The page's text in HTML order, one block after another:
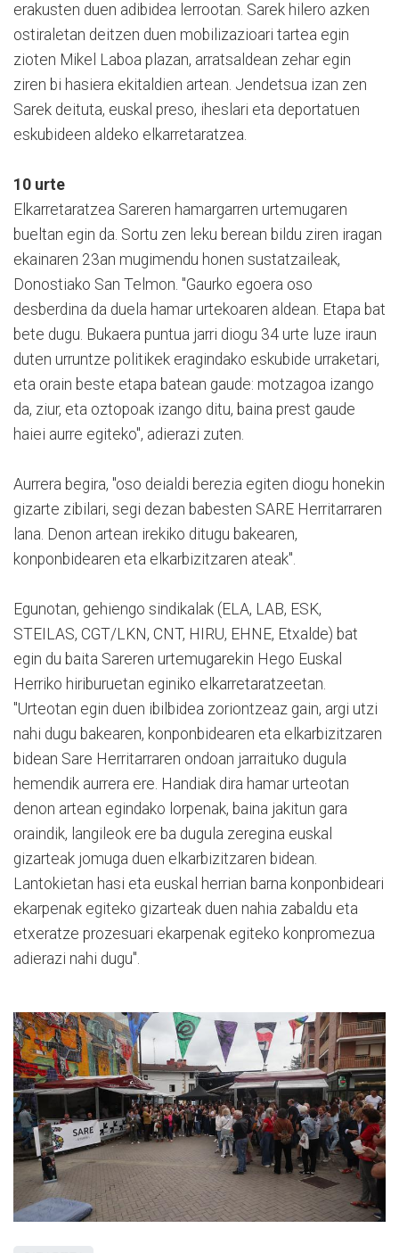
erakusten duen adibidea lerrootan. Sarek hilero azken
ostiraletan deitzen duen mobilizazioari tartea egin
zioten Mikel Laboa plazan, arratsaldean zehar egin
ziren bi hasiera ekitaldien artean. Jendetsua izan zen
Sarek deituta, euskal preso, iheslari eta deportatuen
eskubideen aldeko elkarretaratzea.
10 urte
Elkarretaratzea Sareren hamargarren urtemugaren
bueltan egin da. Sortu zen leku berean bildu ziren iragan
ekainaren 23an mugimendu honen sustatzaileak,
Donostiako San Telmon. "Gaurko egoera oso
desberdina da duela hamar urtekoaren aldean. Etapa bat
bete dugu. Bukaera puntua jarri diogu 34 urte luze iraun
duten urruntze politikek eragindako eskubide urraketari,
eta orain beste etapa batean gaude: motzagoa izango
da, ziur, eta oztopoak izango ditu, baina prest gaude
haiei aurre egiteko", adierazi zuten.
Aurrera begira, "oso deialdi berezia egiten diogu honekin
gizarte zibilari, segi dezan babesten SARE Herritarraren
lana. Denon artean irekiko ditugu bakearen,
konponbidearen eta elkarbizitzaren ateak".
Egunotan, gehiengo sindikalak (ELA, LAB, ESK,
STEILAS, CGT/LKN, CNT, HIRU, EHNE, Etxalde) bat
egin du baita Sareren urtemugarekin Hego Euskal
Herriko hiriburuetan eginiko elkarretaratzeetan.
"Urteotan egin duen ibilbidea zoriontzeaz gain, argi utzi
nahi dugu bakearen, konponbidearen eta elkarbizitzaren
bidean Sare Herritarraren ondoan jarraituko dugula
hemendik aurrera ere. Handiak dira hamar urteotan
denon artean egindako lorpenak, baina jakitun gara
oraindik, langileok ere ba dugula zeregina euskal
gizarteak jomuga duen elkarbizitzaren bidean.
Lantokietan hasi eta euskal herrian barna konponbideari
ekarpenak egiteko gizarteak duen nahia zabaldu eta
etxeratze prozesuari ekarpenak egiteko konpromezua
adierazi nahi dugu".